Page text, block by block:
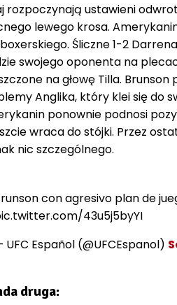
rozpoczynają ustawieni
lewego krosa.
Śliczne 1-2
swojego oponenta na
na głowę Tilla.
Anglika, który klei się do
ponownie podnosi
wraca do stójki. Przez
nic szczególnego.
con agresivo plan de
43u5j5byYI
UFC Español (@UFCEspanol)
druga: